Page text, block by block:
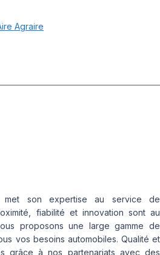
Agraire
met son expertise au service de
fiabilité et innovation sont au
proposons une large gamme de
vos besoins automobiles. Qualité et
grâce à nos partenariats avec des